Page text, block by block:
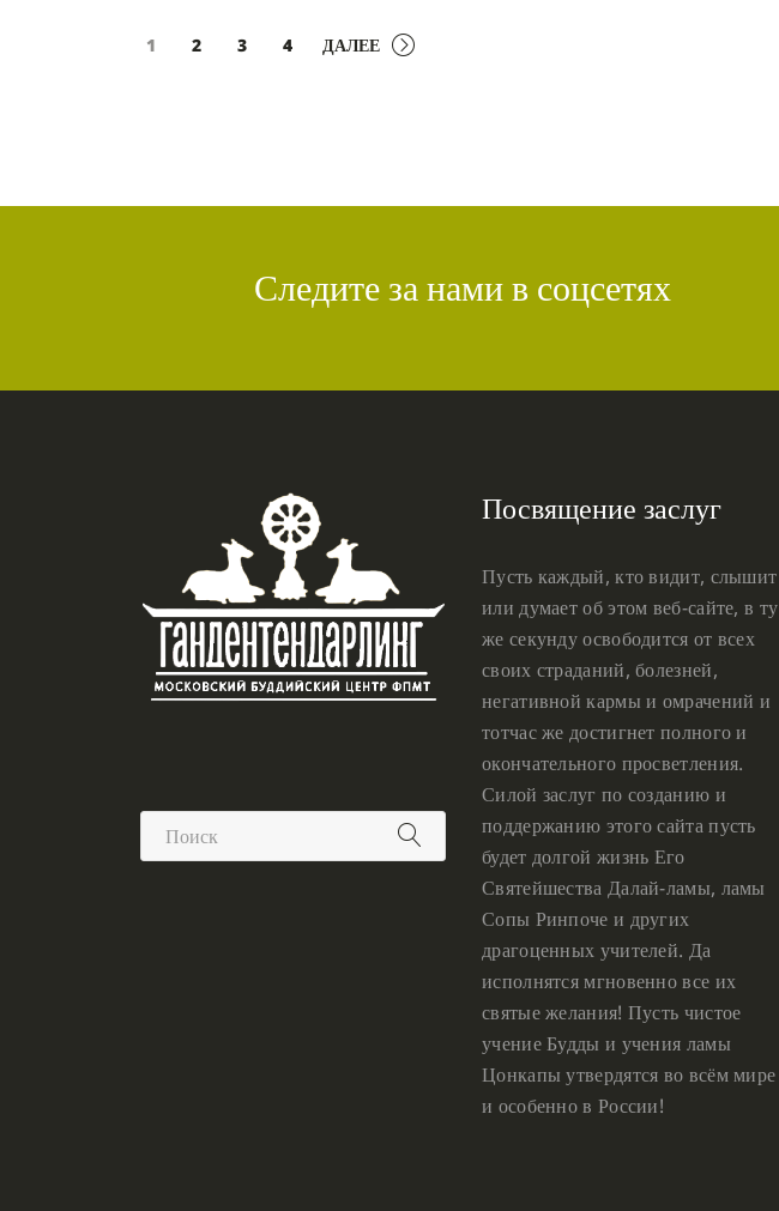
1 2 3 4 ДАЛЕЕ
Следите за нами в соцсетях
Посвящение заслуг
Пусть каждый, кто видит, слышит
или думает об этом веб-сайте, в ту
же секунду освободится от всех
своих страданий, болезней,
негативной кармы и омрачений и
тотчас же достигнет полного и
окончательного просветления.
Силой заслуг по созданию и
поддержанию этого сайта пусть
будет долгой жизнь Его
Святейшества Далай-ламы, ламы
Сопы Ринпоче и других
драгоценных учителей. Да
исполнятся мгновенно все их
святые желания! Пусть чистое
учение Будды и учения ламы
Цонкапы утвердятся во всём мире
и особенно в России!